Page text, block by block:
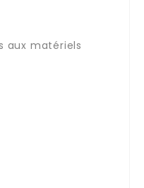
aux matériels